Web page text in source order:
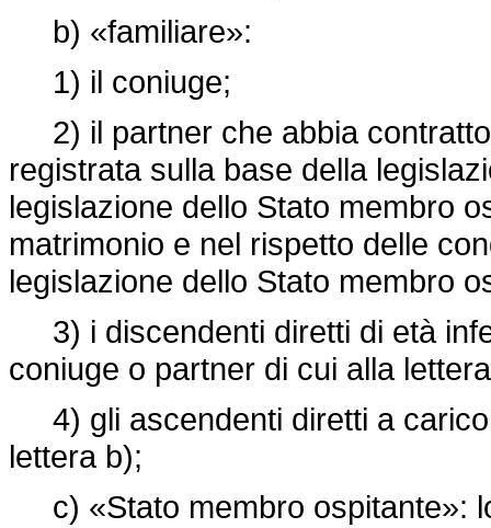
b) «familiare»:
1) il coniuge;
2) il partner che abbia
registrata sulla base della
legislazione dello Stato membro
matrimonio e nel rispetto delle
legislazione dello Stato membro
3) i discendenti diretti di età
coniuge o partner di cui alla
4) gli ascendenti diretti a carico
lettera b);
c) «Stato membro ospitante»: